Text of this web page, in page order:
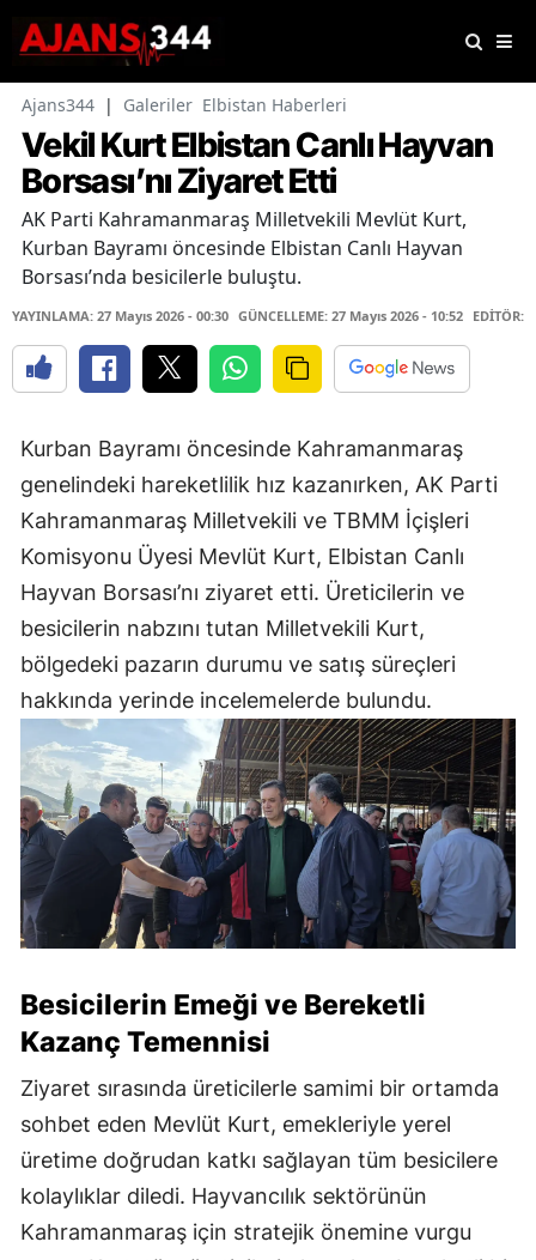
Ajans344 | Galeriler Elbistan Haberleri
Vekil Kurt Elbistan Canlı Hayvan
Borsası’nı Ziyaret Etti
AK Parti Kahramanmaraş Milletvekili Mevlüt Kurt,
Kurban Bayramı öncesinde Elbistan Canlı Hayvan
Borsası’nda besicilerle buluştu.
YAYINLAMA: 27 Mayıs 2026 - 00:30 GÜNCELLEME: 27 Mayıs 2026 - 10:52 EDİTÖR:
Kurban Bayramı öncesinde Kahramanmaraş
genelindeki hareketlilik hız kazanırken, AK Parti
Kahramanmaraş Milletvekili ve TBMM İçişleri
Komisyonu Üyesi Mevlüt Kurt, Elbistan Canlı
Hayvan Borsası’nı ziyaret etti. Üreticilerin ve
besicilerin nabzını tutan Milletvekili Kurt,
bölgedeki pazarın durumu ve satış süreçleri
hakkında yerinde incelemelerde bulundu.
Besicilerin Emeği ve Bereketli
Kazanç Temennisi
Ziyaret sırasında üreticilerle samimi bir ortamda
sohbet eden Mevlüt Kurt, emekleriyle yerel
üretime doğrudan katkı sağlayan tüm besicilere
kolaylıklar diledi. Hayvancılık sektörünün
Kahramanmaraş için stratejik önemine vurgu